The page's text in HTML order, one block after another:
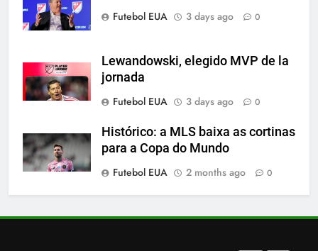
Futebol EUA
3 days ago 0
Lewandowski, elegido MVP de la
jornada
Futebol EUA
3 days ago 0
Histórico: a MLS baixa as cortinas
para a Copa do Mundo
Futebol EUA
2 months ago 0
7
espanhola
SPORTS
A incrível raiva de Messi com os
torcedores do Inter Miami
SPORTS